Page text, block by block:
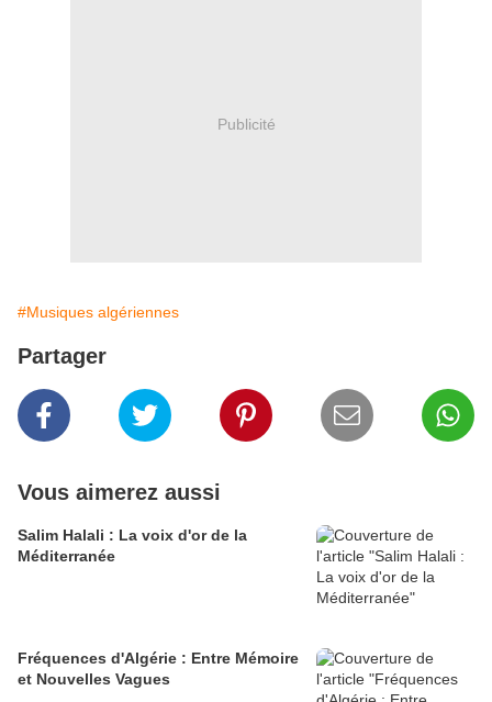
Publicité
#Musiques algériennes
Partager
Vous aimerez aussi
Salim Halali : La voix d'or de la
Méditerranée
Fréquences d'Algérie : Entre Mémoire
et Nouvelles Vagues